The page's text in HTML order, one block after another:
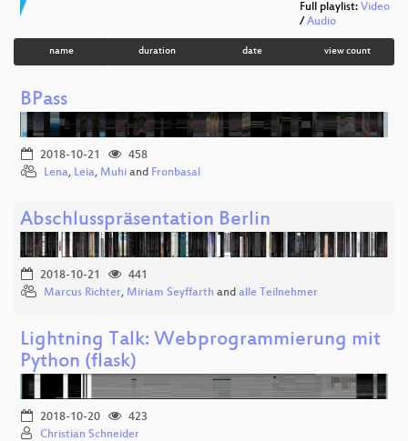
Full playlist: Video
/ Audio
name duration date view count
BPass
2018-10-21
458
Lena, Leia, Muhi and Fronbasal
Abschlusspräsentation Berlin
2018-10-21
441
Marcus Richter, Miriam Seyffarth and alle Teilnehmer
Lightning Talk: Webprogrammierung mit
Python (flask)
2018-10-20
423
Christian Schneider